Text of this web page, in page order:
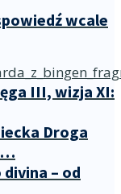
wcale
III, wizja XI:
Droga
– od